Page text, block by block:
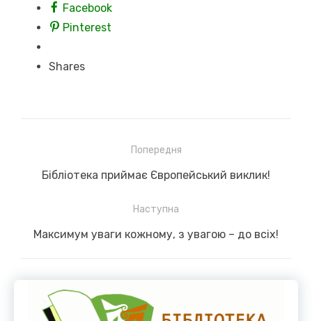
Facebook
Pinterest
Shares
записів
Попередня
Previous
Бібліотека приймає Європейський виклик!
Наступна
Next
Максимум уваги кожному, з увагою – до всіх!